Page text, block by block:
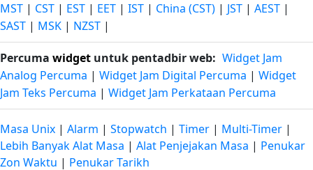
MST | CST | EST | EET | IST | China (CST) | JST | AEST |
SAST | MSK | NZST |
Percuma widget untuk pentadbir web: Widget Jam
Analog Percuma | Widget Jam Digital Percuma | Widget
Jam Teks Percuma | Widget Jam Perkataan Percuma
Masa Unix | Alarm | Stopwatch | Timer | Multi-Timer |
Lebih Banyak Alat Masa | Alat Penjejakan Masa | Penukar
Zon Waktu | Penukar Tarikh